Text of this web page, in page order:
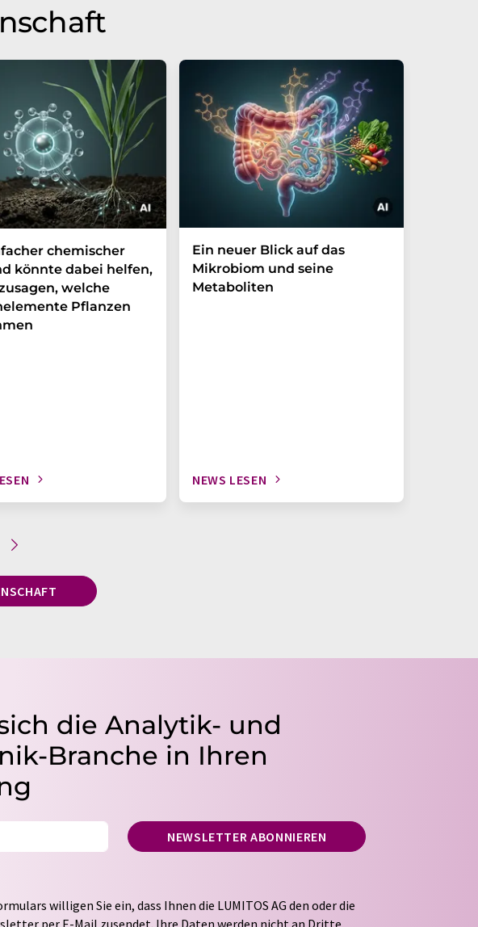
chemischer
könnte dabei helfen,
welche
Pflanzen
Ein neuer Blick auf das
Mikrobiom und seine
Metaboliten
NEWS LESEN
die Analytik- und
Branche in Ihren
NEWSLETTER ABONNIEREN
willigen Sie ein, dass Ihnen die LUMITOS AG den oder die
per E-Mail zusendet. Ihre Daten werden nicht an Dritte